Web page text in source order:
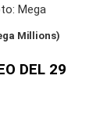
Millions)
DEL 29